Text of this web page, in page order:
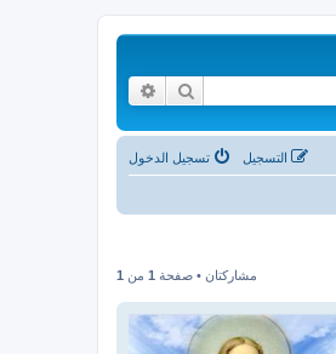
بحث
تسجيل الدخول التسجيل
مشاركتان • صفحة 1 من 1